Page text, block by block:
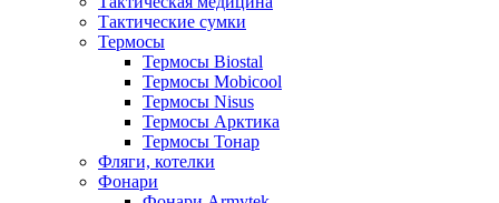
Тактические сумки
Термосы
Термосы Biostal
Термосы Mobicool
Термосы Nisus
Термосы Арктика
Термосы Тонар
Фляги, котелки
Фонари